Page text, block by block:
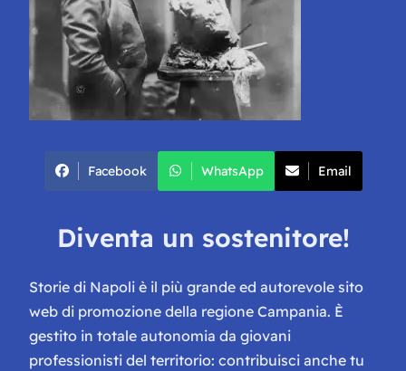
Facebook WhatsApp Email
Diventa un sostenitore!
Storie di Napoli è il più grande ed autorevole sito
web di promozione della regione Campania. È
gestito in totale autonomia da giovani
professionisti del territorio: contribuisci anche tu